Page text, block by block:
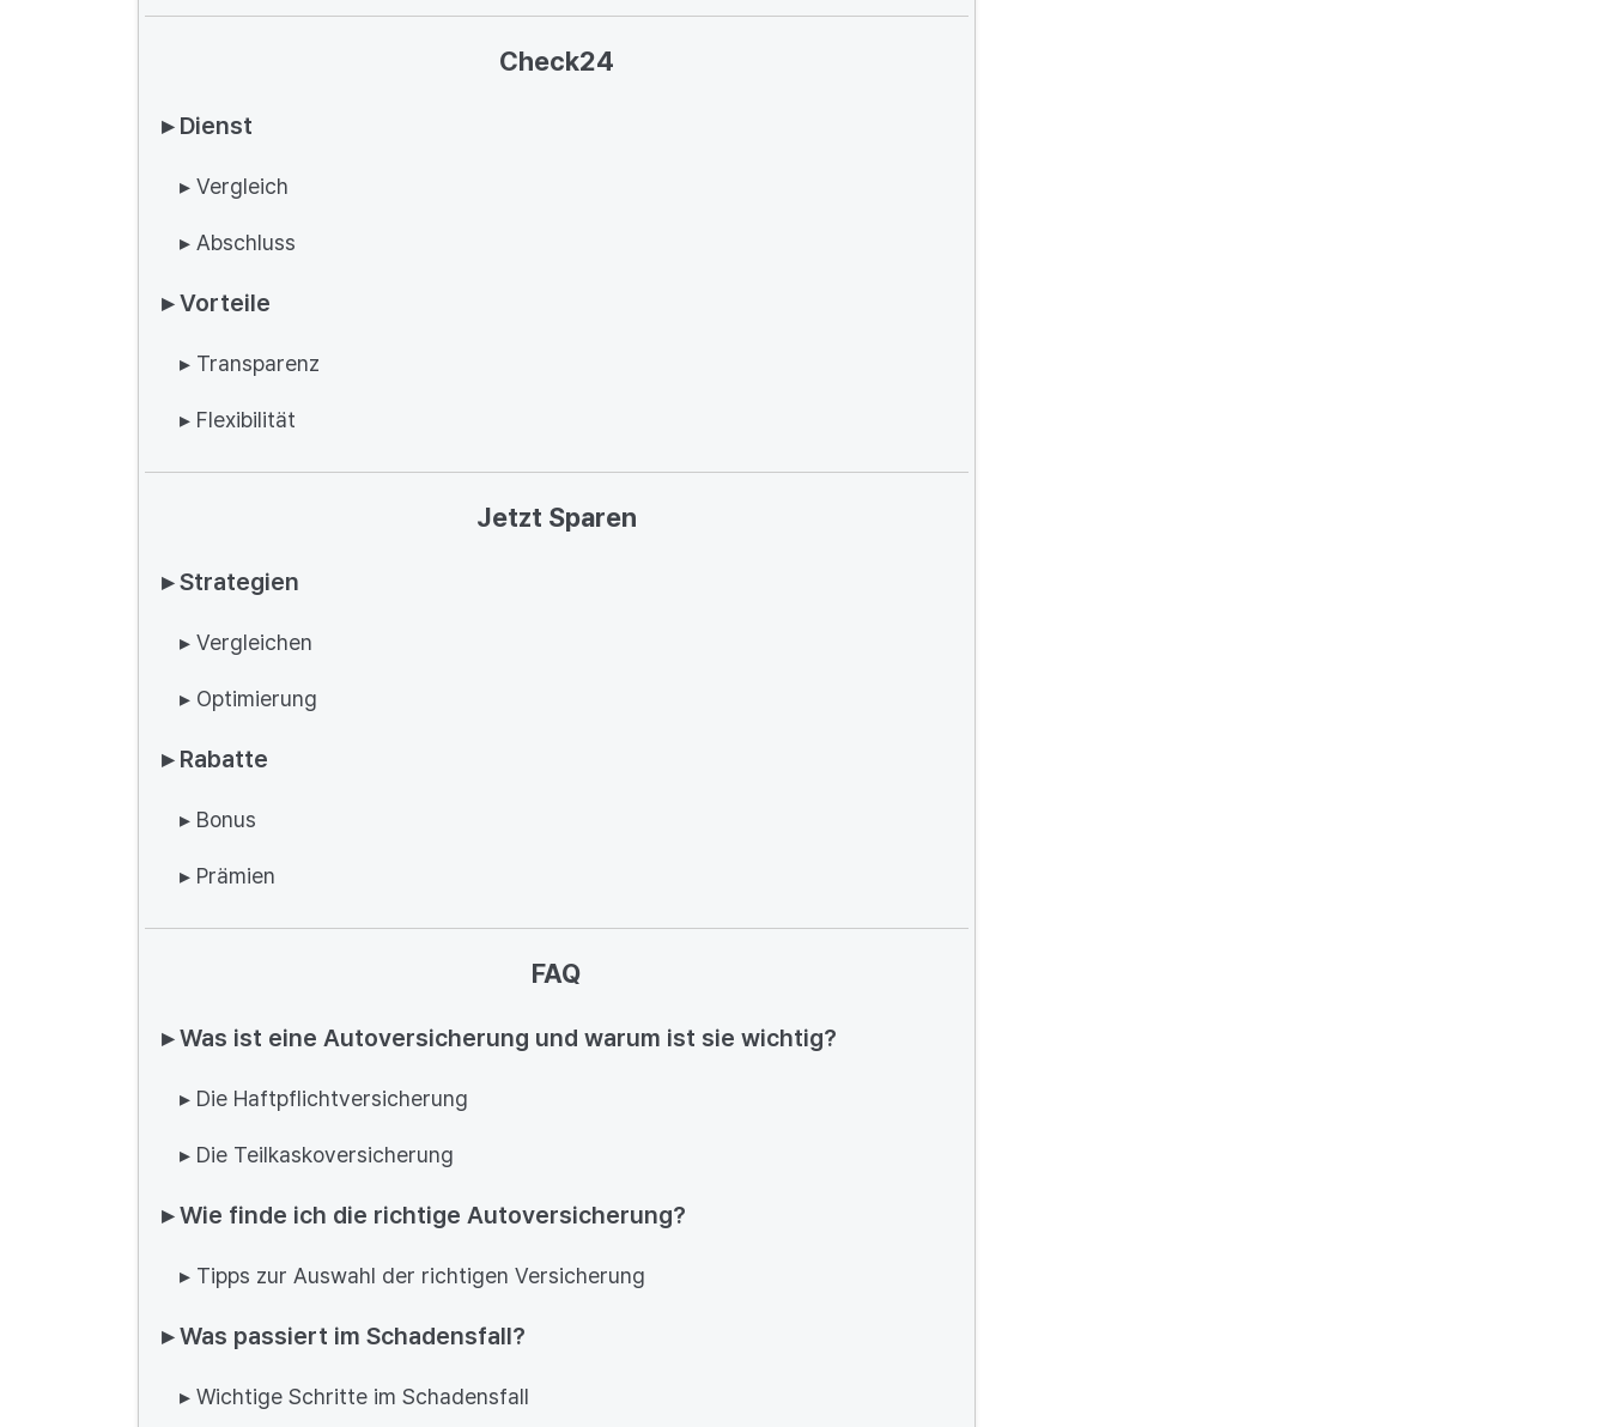
Check24
▸ Dienst
▸ Vergleich
▸ Abschluss
▸ Vorteile
▸ Transparenz
▸ Flexibilität
Jetzt Sparen
▸ Strategien
▸ Vergleichen
▸ Optimierung
▸ Rabatte
▸ Bonus
▸ Prämien
FAQ
▸ Was ist eine Autoversicherung und warum ist sie wichtig?
▸ Die Haftpflichtversicherung
▸ Die Teilkaskoversicherung
▸ Wie finde ich die richtige Autoversicherung?
▸ Tipps zur Auswahl der richtigen Versicherung
▸ Was passiert im Schadensfall?
▸ Wichtige Schritte im Schadensfall